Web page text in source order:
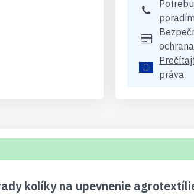
práva
kolíky na upevnenie